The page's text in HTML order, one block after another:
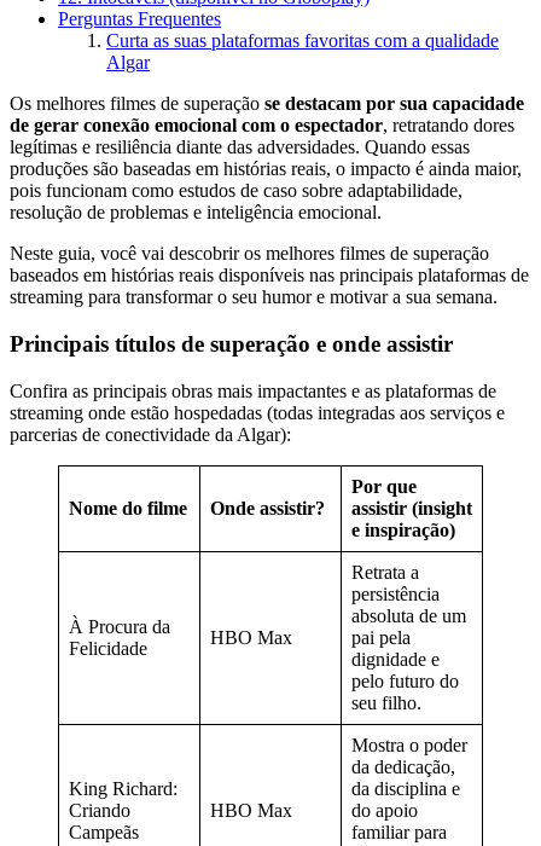
Perguntas Frequentes
Curta as suas plataformas favoritas com a qualidade
Algar
Os melhores filmes de superação se destacam por sua capacidade
de gerar conexão emocional com o espectador, retratando dores
legítimas e resiliência diante das adversidades. Quando essas
produções são baseadas em histórias reais, o impacto é ainda maior,
pois funcionam como estudos de caso sobre adaptabilidade,
resolução de problemas e inteligência emocional.
Neste guia, você vai descobrir os melhores filmes de superação
baseados em histórias reais disponíveis nas principais plataformas de
streaming para transformar o seu humor e motivar a sua semana.
Principais títulos de superação e onde assistir
Confira as principais obras mais impactantes e as plataformas de
streaming onde estão hospedadas (todas integradas aos serviços e
parcerias de conectividade da Algar):
Nome do filme Onde assistir?
Por que
assistir (insight
e inspiração)
À Procura da
Felicidade
HBO Max
Retrata a
persistência
absoluta de um
pai pela
dignidade e
pelo futuro do
seu filho.
King Richard:
Criando
Campeãs
HBO Max
Mostra o poder
da dedicação,
da disciplina e
do apoio
familiar para